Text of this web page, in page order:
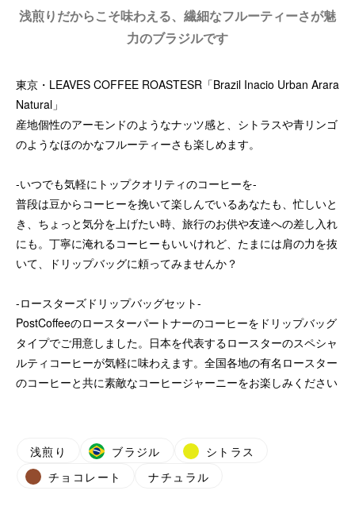
浅煎りだからこそ味わえる、繊細なフルーティーさが魅
力のブラジルです
東京・LEAVES COFFEE ROASTESR「Brazil Inacio Urban Arara
Natural」
産地個性のアーモンドのようなナッツ感と、シトラスや青リンゴ
のようなほのかなフルーティーさも楽しめます。
-いつでも気軽にトップクオリティのコーヒーを-
普段は豆からコーヒーを挽いて楽しんでいるあなたも、忙しいと
き、ちょっと気分を上げたい時、旅行のお供や友達への差し入れ
にも。丁寧に淹れるコーヒーもいいけれど、たまには肩の力を抜
いて、ドリップバッグに頼ってみませんか？
-ロースターズドリップバッグセット-
PostCoffeeのロースターパートナーのコーヒーをドリップバッグ
タイプでご用意しました。日本を代表するロースターのスペシャ
ルティコーヒーが気軽に味わえます。全国各地の有名ロースター
のコーヒーと共に素敵なコーヒージャーニーをお楽しみください
浅煎り ブラジル
シトラス
チョコレート
ナチュラル